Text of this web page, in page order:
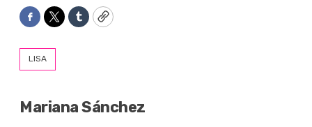
Facebook
TwitterTumblrCopy
LISA
Mariana Sánchez